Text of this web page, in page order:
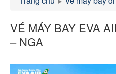
VÉ MÁY BAY EVA
– NGA